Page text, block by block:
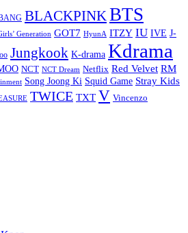
BLACKPINKBTS
Generation GOT7 HyunA ITZY IU IVE J-
Jungkook K-drama Kdrama
NCT NCT Dream Netflix Red Velvet RM
Song Joong Ki Squid Game Stray Kids
TWICE TXT V Vincenzo